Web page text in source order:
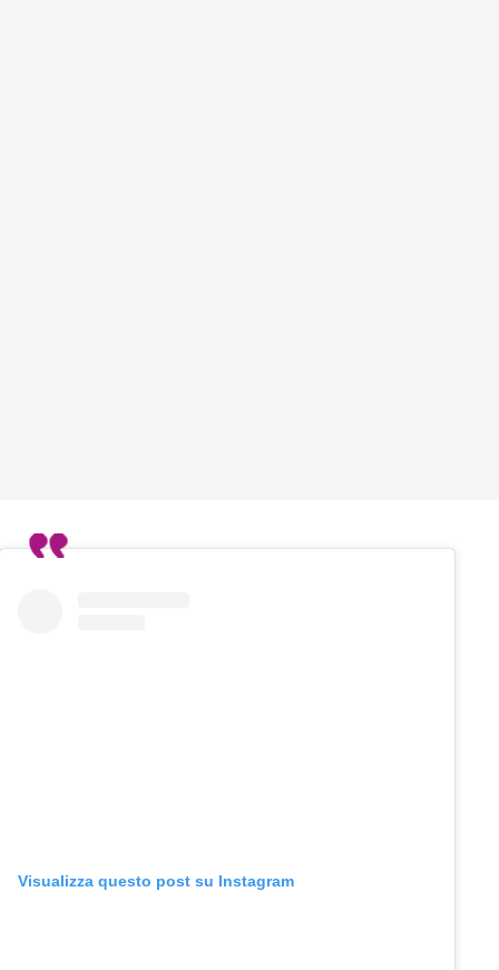
Visualizza questo post su Instagram